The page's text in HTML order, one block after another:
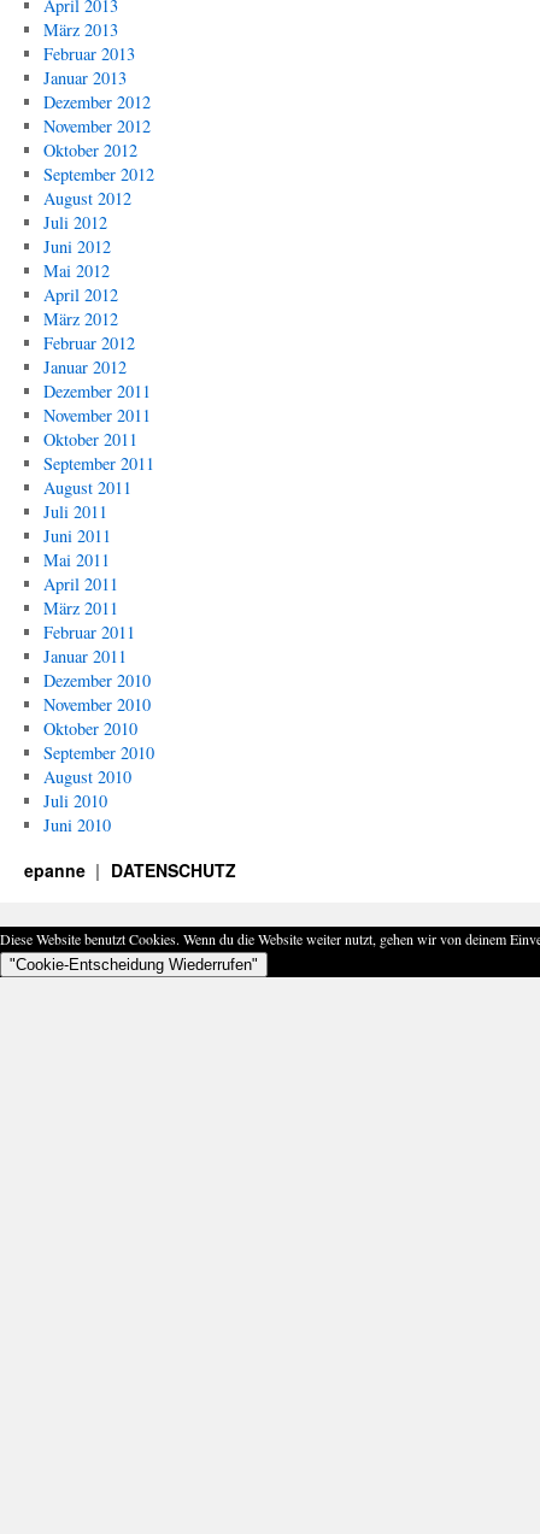
April 2013
März 2013
Februar 2013
Januar 2013
Dezember 2012
November 2012
Oktober 2012
September 2012
August 2012
Juli 2012
Juni 2012
Mai 2012
April 2012
März 2012
Februar 2012
Januar 2012
Dezember 2011
November 2011
Oktober 2011
September 2011
August 2011
Juli 2011
Juni 2011
Mai 2011
April 2011
März 2011
Februar 2011
Januar 2011
Dezember 2010
November 2010
Oktober 2010
September 2010
August 2010
Juli 2010
Juni 2010
epanne DATENSCHUTZ
Diese Website benutzt Cookies. Wenn du die Website weiter nutzt, gehen wir von deinem
"Cookie-Entscheidung Wiederrufen"